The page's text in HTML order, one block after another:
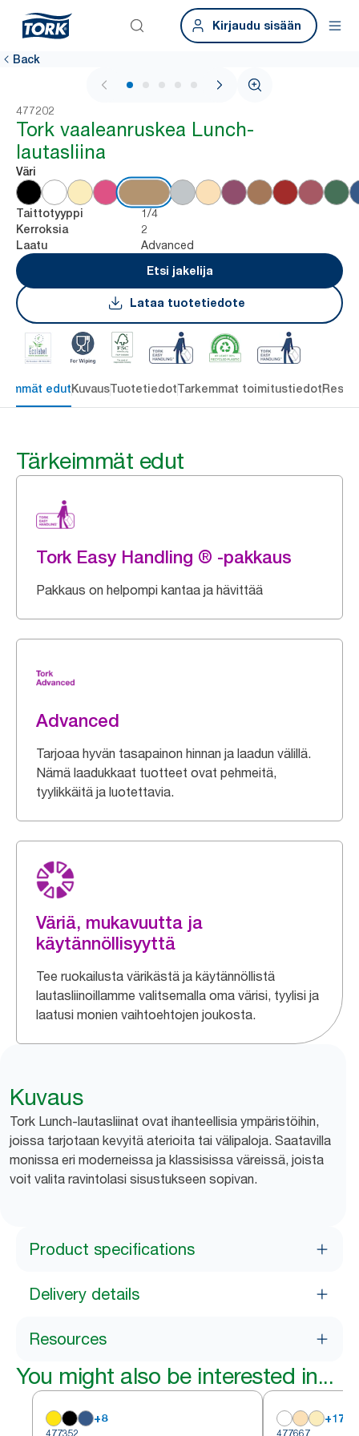
Kirjaudu sisään
Back
1 / 6
477202
Tork vaaleanruskea Lunch-
lautasliina
Väri
Taittotyyppi 1/4
Kerroksia 2
Laatu
Advanced
Etsi jakelija
Lataa tuotetiedote
edutKuvausTuotetiedotTarkemmat toimitustiedot
Tärkeimmät edut
Tork Easy Handling ® -pakkaus
Pakkaus on helpompi kantaa ja hävittää
Advanced
Tarjoaa hyvän tasapainon hinnan ja laadun välillä.
Nämä laadukkaat tuotteet ovat pehmeitä,
tyylikkäitä ja luotettavia.
Väriä, mukavuutta ja
käytännöllisyyttä
Tee ruokailusta värikästä ja käytännöllistä
lautasliinoillamme valitsemalla oma värisi, tyylisi ja
laatusi monien vaihtoehtojen joukosta.
Kuvaus
Tork Lunch-lautasliinat ovat ihanteellisia ympäristöihin,
joissa tarjotaan kevyitä aterioita tai välipaloja. Saatavilla
monissa eri moderneissa ja klassisissa väreissä, joista
voit valita ravintolasi sisustukseen sopivan.
Product specifications
Delivery details
Resources
You might also be interested in...
+8
477352
+17
477667